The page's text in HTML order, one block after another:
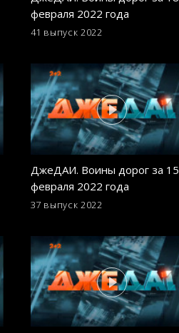
февраля 2022 года
41 выпуск 2022
ДжеДАИ. Воины дорог за 15
февраля 2022 года
37 выпуск 2022